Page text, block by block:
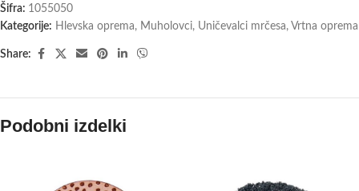
Šifra: 1055050
Kategorije: Hlevska oprema, Muholovci, Uničevalci mrčesa, Vrtna oprema
Share:
Podobni izdelki